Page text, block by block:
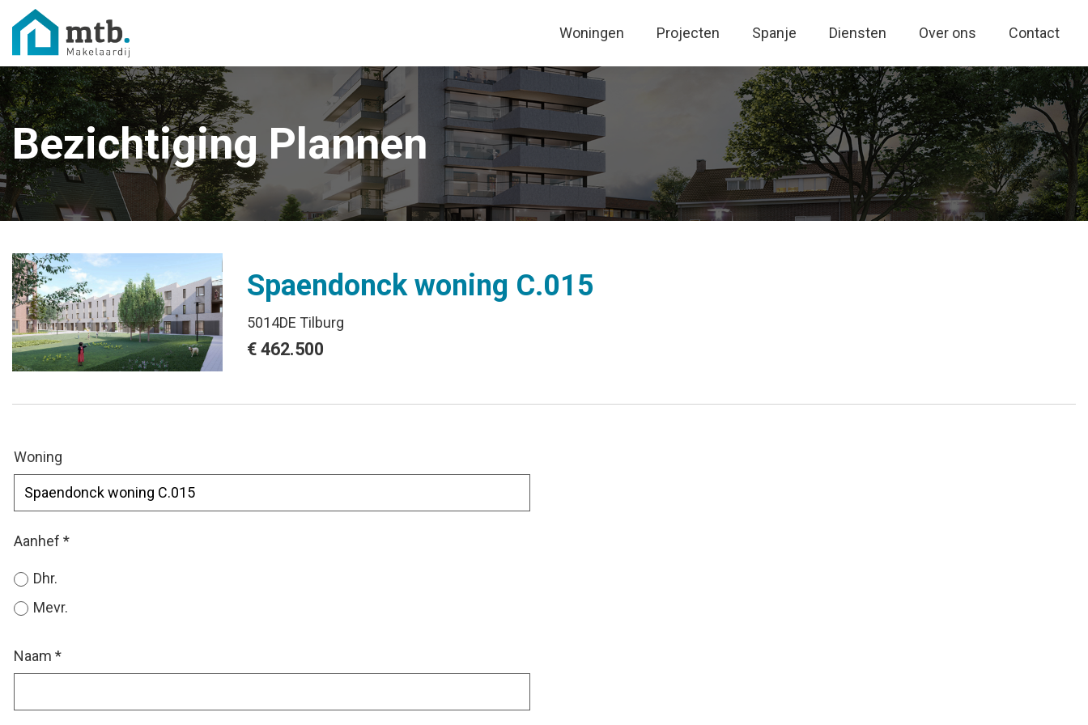
Woningen Projecten Spanje Diensten Over ons Contact
Bezichtiging Plannen
Spaendonck woning C.015
5014DE Tilburg
€ 462.500
Woning
Aanhef *
Dhr.
Mevr.
Naam *